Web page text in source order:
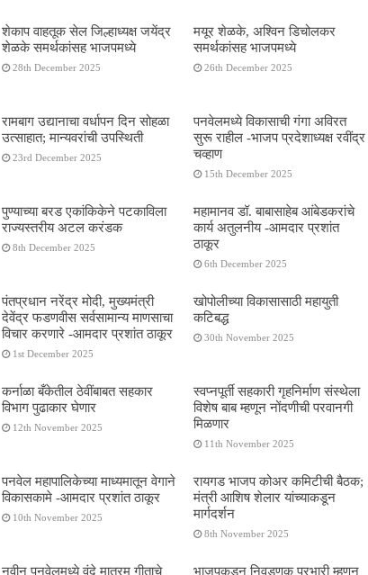
शेकाप वाहतूक सेल जिल्हाध्यक्ष जयेंद्र
शेळके समर्थकांसह भाजपमध्ये
28th December 2025
मयूर शेळके, अश्विन डिचोलकर
समर्थकांसह भाजपमध्ये
26th December 2025
रामबाग उद्यानाचा वर्धापन दिन सोहळा
उत्साहात; मान्यवरांची उपस्थिती
23rd December 2025
पनवेलमध्ये विकासाची गंगा अविरत
सुरू राहील -भाजप प्रदेशाध्यक्ष रवींद्र
चव्हाण
15th December 2025
पुण्याच्या बरड एकांकिकेने पटकाविला
राज्यस्तरीय अटल करंडक
8th December 2025
महामानव डॉ. बाबासाहेब आंबेडकरांचे
कार्य अतुलनीय -आमदार प्रशांत
ठाकूर
6th December 2025
पंतप्रधान नरेंद्र मोदी, मुख्यमंत्री
देवेंद्र फडणवीस सर्वसामान्य माणसाचा
विचार करणारे -आमदार प्रशांत ठाकूर
1st December 2025
खोपोलीच्या विकासासाठी महायुती
कटिबद्ध
30th November 2025
कर्नाळा बँकेतील ठेवींबाबत सहकार
विभाग पुढाकार घेणार
12th November 2025
स्वप्नपूर्ती सहकारी गृहनिर्माण संस्थेला
विशेष बाब म्हणून नोंदणीची परवानगी
मिळणार
11th November 2025
पनवेल महापालिकेच्या माध्यमातून वेगाने
विकासकामे -आमदार प्रशांत ठाकूर
10th November 2025
रायगड भाजप कोअर कमिटीची बैठक;
मंत्री आशिष शेलार यांच्याकडून
मार्गदर्शन
8th November 2025
नवीन पनवेलमध्ये वंदे मातरम् गीताचे भाजपकडून निवडणूक प्रभारी म्हणून